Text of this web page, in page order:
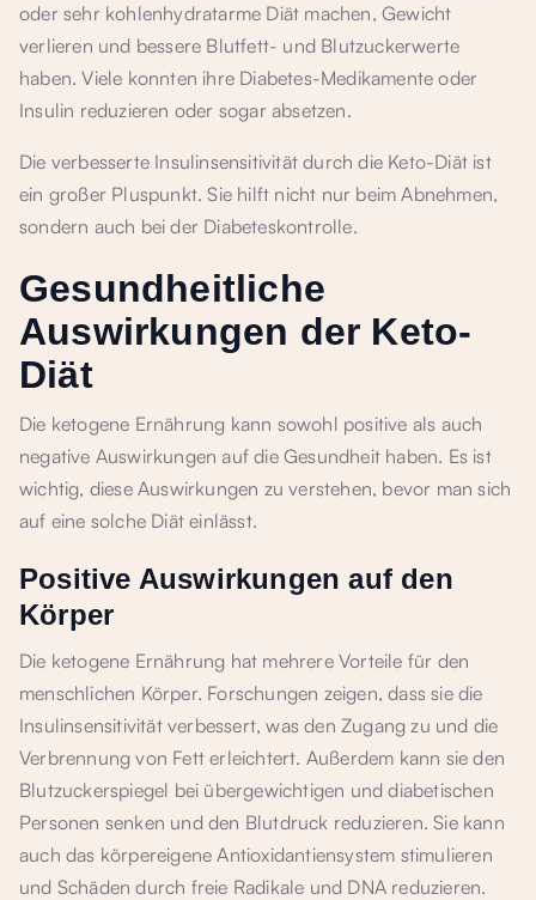
oder sehr kohlenhydratarme Diät machen, Gewicht
verlieren und bessere Blutfett- und Blutzuckerwerte
haben. Viele konnten ihre Diabetes-Medikamente oder
Insulin reduzieren oder sogar absetzen.
Die verbesserte Insulinsensitivität durch die Keto-Diät ist
ein großer Pluspunkt. Sie hilft nicht nur beim Abnehmen,
sondern auch bei der Diabeteskontrolle.
Gesundheitliche
Auswirkungen der Keto-
Diät
Die ketogene Ernährung kann sowohl positive als auch
negative Auswirkungen auf die Gesundheit haben. Es ist
wichtig, diese Auswirkungen zu verstehen, bevor man sich
auf eine solche Diät einlässt.
Positive Auswirkungen auf den
Körper
Die ketogene Ernährung hat mehrere Vorteile für den
menschlichen Körper. Forschungen zeigen, dass sie die
Insulinsensitivität verbessert, was den Zugang zu und die
Verbrennung von Fett erleichtert. Außerdem kann sie den
Blutzuckerspiegel bei übergewichtigen und diabetischen
Personen senken und den Blutdruck reduzieren. Sie kann
auch das körpereigene Antioxidantiensystem stimulieren
und Schäden durch freie Radikale und DNA reduzieren.